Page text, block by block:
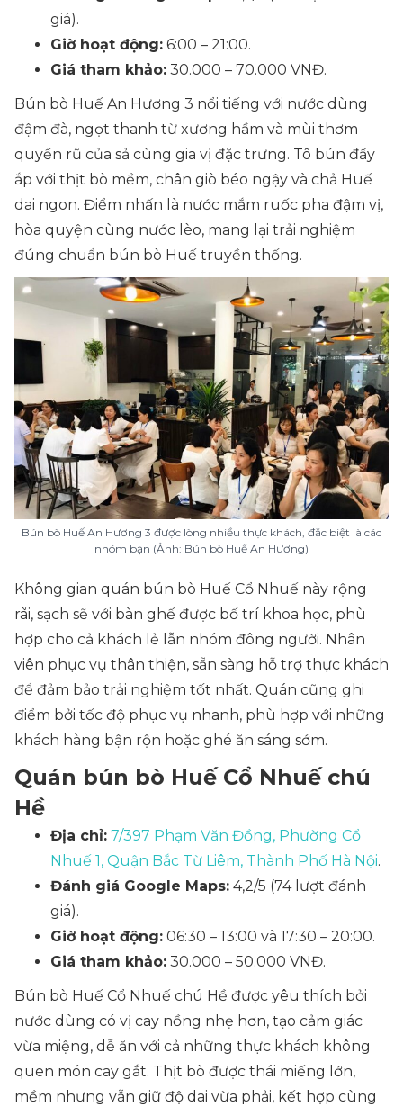
giá).
Giờ hoạt động: 6:00 – 21:00.
Giá tham khảo: 30.000 – 70.000 VNĐ.
Bún bò Huế An Hương 3 nổi tiếng với nước dùng
đậm đà, ngọt thanh từ xương hầm và mùi thơm
quyến rũ của sả cùng gia vị đặc trưng. Tô bún đầy
ắp với thịt bò mềm, chân giò béo ngậy và chả Huế
dai ngon. Điểm nhấn là nước mắm ruốc pha đậm vị,
hòa quyện cùng nước lèo, mang lại trải nghiệm
đúng chuẩn bún bò Huế truyền thống.
Bún bò Huế An Hương 3 được lòng nhiều thực khách, đặc biệt là các
nhóm bạn (Ảnh: Bún bò Huế An Hương)
Không gian quán bún bò Huế Cổ Nhuế này rộng
rãi, sạch sẽ với bàn ghế được bố trí khoa học, phù
hợp cho cả khách lẻ lẫn nhóm đông người. Nhân
viên phục vụ thân thiện, sẵn sàng hỗ trợ thực khách
để đảm bảo trải nghiệm tốt nhất. Quán cũng ghi
điểm bởi tốc độ phục vụ nhanh, phù hợp với những
khách hàng bận rộn hoặc ghé ăn sáng sớm.
Quán bún bò Huế Cổ Nhuế chú
Hề
Địa chỉ: 7/397 Phạm Văn Đồng, Phường Cổ
Nhuế 1, Quận Bắc Từ Liêm, Thành Phố Hà Nội.
Đánh giá Google Maps: 4,2/5 (74 lượt đánh
giá).
Giờ hoạt động: 06:30 – 13:00 và 17:30 – 20:00.
Giá tham khảo: 30.000 – 50.000 VNĐ.
Bún bò Huế Cổ Nhuế chú Hề được yêu thích bởi
nước dùng có vị cay nồng nhẹ hơn, tạo cảm giác
vừa miệng, dễ ăn với cả những thực khách không
quen món cay gắt. Thịt bò được thái miếng lớn,
mềm nhưng vẫn giữ độ dai vừa phải, kết hợp cùng